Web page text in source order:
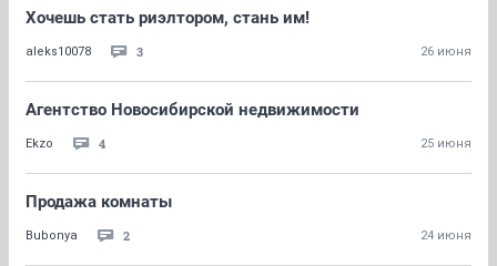
Хочешь стать риэлтором, стань им!
aleks10078 3 26 июня
Агентство Новосибирской недвижимости
Ekzo 4 25 июня
Продажа комнаты
Bubonya 2 24 июня